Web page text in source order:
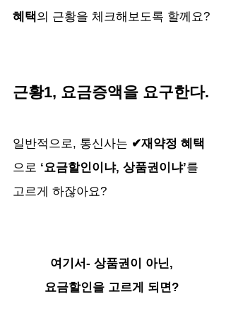
혜택의 근황을 체크해보도록 할께요?
근황1, 요금증액을 요구한다.
일반적으로, 통신사는 ✔재약정 혜택
으로 ‘요금할인이냐, 상품권이냐’를
고르게 하잖아요?
여기서- 상품권이 아닌,
요금할인을 고르게 되면?